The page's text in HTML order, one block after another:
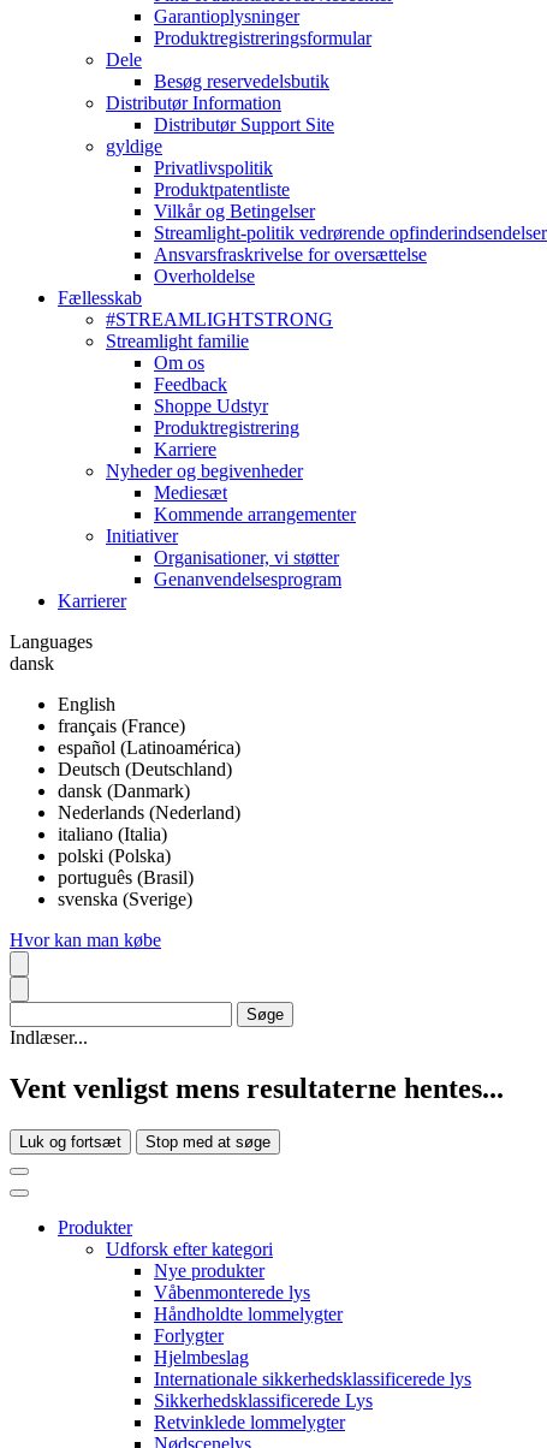
Garantioplysninger
Produktregistreringsformular
Dele
Besøg reservedelsbutik
Distributør Information
Distributør Support Site
gyldige
Privatlivspolitik
Produktpatentliste
Vilkår og Betingelser
Streamlight-politik vedrørende opfinderindsendelser
Ansvarsfraskrivelse for oversættelse
Overholdelse
Fællesskab
#STREAMLIGHTSTRONG
Streamlight familie
Om os
Feedback
Shoppe Udstyr
Produktregistrering
Karriere
Nyheder og begivenheder
Mediesæt
Kommende arrangementer
Initiativer
Organisationer, vi støtter
Genanvendelsesprogram
Karrierer
Languages
dansk
English
français (France)
español (Latinoamérica)
Deutsch (Deutschland)
dansk (Danmark)
Nederlands (Nederland)
italiano (Italia)
polski (Polska)
português (Brasil)
svenska (Sverige)
Hvor kan man købe
Indlæser...
Vent venligst mens resultaterne hentes...
Luk og fortsæt Stop med at søge
Produkter
Udforsk efter kategori
Nye produkter
Våbenmonterede lys
Håndholdte lommelygter
Forlygter
Hjelmbeslag
Internationale sikkerhedsklassificerede lys
Sikkerhedsklassificerede Lys
Retvinklede lommelygter
Nødscenelys